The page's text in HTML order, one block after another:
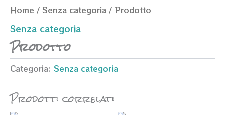
Home / Senza categoria / Prodotto
Senza categoria
Prodotto
Categoria: Senza categoria
Prodotti correlati